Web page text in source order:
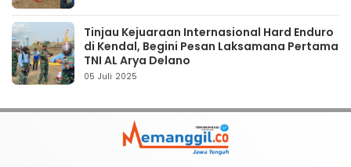
Tinjau Kejuaraan Internasional Hard Enduro
di Kendal, Begini Pesan Laksamana Pertama
TNI AL Arya Delano
05 Juli 2025